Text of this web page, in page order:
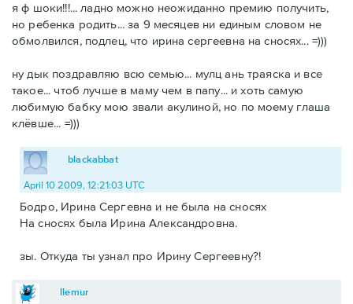
я ф шоки!!!... ладно можно неожиданно премию получить,
но ребенка родить... за 9 месяцев ни единым словом не
обмолвился, подлец, что ирина сергеевна на сносях... =)))
ну дык поздравляю всю семью... мулц ань траяска и все
такое... чтоб лучше в маму чем в папу... и хоть самую
любимую бабку мою звали акулиной, но по моему глаша
клёвше... =)))
blackabbat
April 10 2009, 12:21:03 UTC
Бодро, Ирина Сергевна и не была на сносях
На сносях была Ирина Александровна.
зы. Откуда ты узнал про Ирину Сергеевну?!
llemur